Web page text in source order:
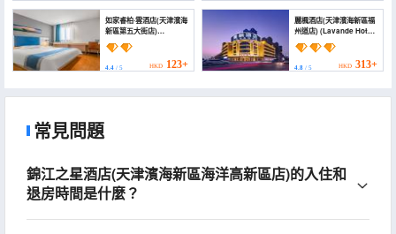
如家睿柏·雲酒店(天津濱海
新區第五大街店)
(Homeinn Ripple Yun
Hotel (Tianjin Binhai
New Area Fifth
Avenue))
4.4 / 5 HKD 123+
麗楓酒店(天津濱海新區福
州道店) (Lavande Hotel
(Tianjin Binhai New
Area Fuzhoudao))
4.8/ 5 HKD 313+
常見問題
錦江之星酒店(天津濱海新區海洋高新區店)的入住和
退房時間是什麼？